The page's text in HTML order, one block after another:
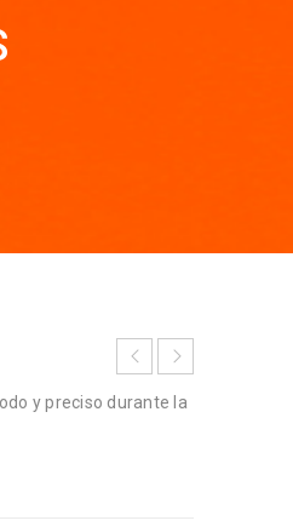
y preciso durante la